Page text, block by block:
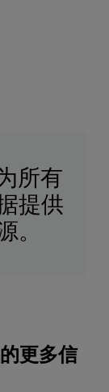
所有
提供
。
更多信